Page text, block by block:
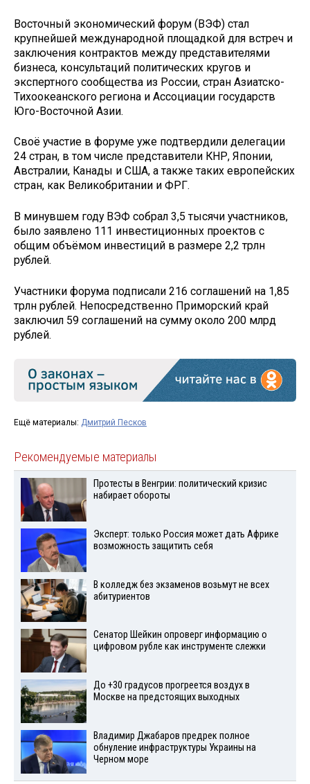
Восточный экономический форум (ВЭФ) стал
крупнейшей международной площадкой для встреч и
заключения контрактов между представителями
бизнеса, консультаций политических кругов и
экспертного сообщества из России, стран Азиатско-
Тихоокеанского региона и Ассоциации государств
Юго-Восточной Азии.
Своё участие в форуме уже подтвердили делегации
24 стран, в том числе представители КНР, Японии,
Австралии, Канады и США, а также таких европейских
стран, как Великобритании и ФРГ.
В минувшем году ВЭФ собрал 3,5 тысячи участников,
было заявлено 111 инвестиционных проектов с
общим объёмом инвестиций в размере 2,2 трлн
рублей.
Участники форума подписали 216 соглашений на 1,85
трлн рублей. Непосредственно Приморский край
заключил 59 соглашений на сумму около 200 млрд
рублей.
Ещё материалы: Дмитрий Песков
Рекомендуемые материалы
Протесты в Венгрии: политический кризис
набирает обороты
Эксперт: только Россия может дать Африке
возможность защитить себя
В колледж без экзаменов возьмут не всех
абитуриентов
Сенатор Шейкин опроверг информацию о
цифровом рубле как инструменте слежки
До +30 градусов прогреется воздух в
Москве на предстоящих выходных
Владимир Джабаров предрек полное
обнуление инфраструктуры Украины на
Черном море